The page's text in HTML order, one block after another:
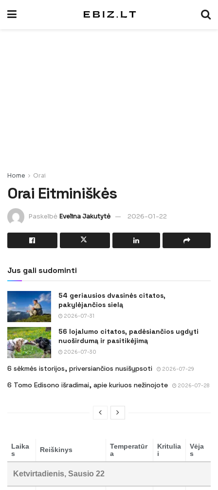
Home Orai
Orai Eitminiškės
Paskelbė Evelina Jakutytė 2026-01-22
Jus gali sudominti
54 geriausios dvasinės citatos,
pakylėjančios sielą
2026-07-31
56 lojalumo citatos, padėsiančios ugdyti
nuoširdumą ir pasitikėjimą
2026-07-30
6 sėkmės istorijos, priversiančios nusišypsoti 2026-07-29
6 Tomo Edisono išradimai, apie kuriuos nežinojote 2026-07-28
Laika
s
Reiškinys
Temperatūr
a
Kritulia
i
Vėja
s
Ketvirtadienis, Sausio 22